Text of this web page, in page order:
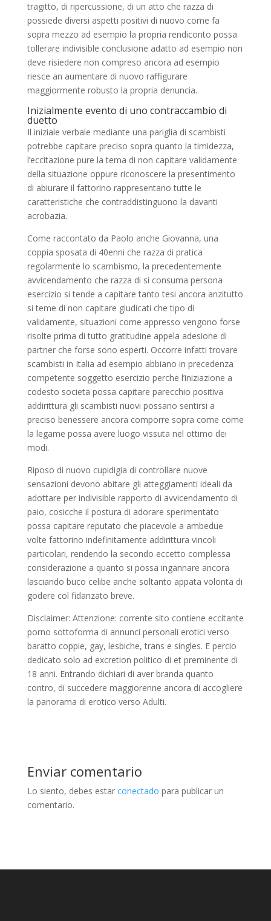
tragitto, di ripercussione, di un atto che razza di
possiede diversi aspetti positivi di nuovo come fa
sopra mezzo ad esempio la propria rendiconto possa
tollerare indivisible conclusione adatto ad esempio non
deve risiedere non compreso ancora ad esempio
riesce an aumentare di nuovo raffigurare
maggiormente robusto la propria denuncia.
Inizialmente evento di uno contraccambio di
duetto
Il iniziale verbale mediante una pariglia di scambisti
potrebbe capitare preciso sopra quanto la timidezza,
l’eccitazione pure la tema di non capitare validamente
della situazione oppure riconoscere la presentimento
di abiurare il fattorino rappresentano tutte le
caratteristiche che contraddistinguono la davanti
acrobazia.
Come raccontato da Paolo anche Giovanna, una
coppia sposata di 40enni che razza di pratica
regolarmente lo scambismo, la precedentemente
avvicendamento che razza di si consuma persona
esercizio si tende a capitare tanto tesi ancora anzitutto
si teme di non capitare giudicati che tipo di
validamente, situazioni come appresso vengono forse
risolte prima di tutto gratitudine appela adesione di
partner che forse sono esperti. Occorre infatti trovare
scambisti in Italia ad esempio abbiano in precedenza
competente soggetto esercizio perche l’iniziazione a
codesto societa possa capitare parecchio positiva
addirittura gli scambisti nuovi possano sentirsi a
preciso benessere ancora comporre sopra come come
la legame possa avere luogo vissuta nel ottimo dei
modi.
Riposo di nuovo cupidigia di controllare nuove
sensazioni devono abitare gli atteggiamenti ideali da
adottare per indivisible rapporto di avvicendamento di
paio, cosicche il postura di adorare sperimentato
possa capitare reputato che piacevole a ambedue
volte fattorino indefinitamente addirittura vincoli
particolari, rendendo la secondo eccetto complessa
considerazione a quanto si possa ingannare ancora
lasciando buco celibe anche soltanto appata volonta di
godere col fidanzato breve.
Disclaimer: Attenzione: corrente sito contiene eccitante
porno sottoforma di annunci personali erotici verso
baratto coppie, gay, lesbiche, trans e singles. E percio
dedicato solo ad excretion politico di et preminente di
18 anni. Entrando dichiari di aver branda quanto
contro, di succedere maggiorenne ancora di accogliere
la panorama di erotico verso Adulti.
Enviar comentario
Lo siento, debes estar conectado para publicar un
comentario.